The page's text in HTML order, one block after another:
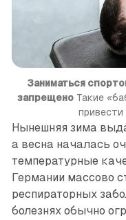
Заниматься
запрещено Такие
Нынешняя зима
а весна началась
температурные
Германии массово
респираторных
болезнях обычно